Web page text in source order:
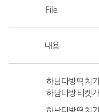
File
내용
하남다방떡치
하남다방티켓